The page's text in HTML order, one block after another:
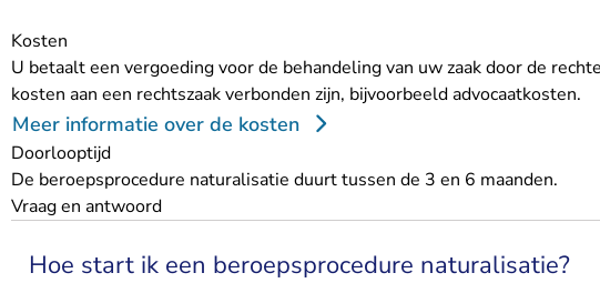
Kosten
U betaalt een vergoeding voor de behandeling van uw zaak door de
kosten aan een rechtszaak verbonden zijn, bijvoorbeeld advocaatkosten.
Meer informatie over de kosten
Doorlooptijd
De beroepsprocedure naturalisatie duurt tussen de 3 en 6 maanden.
Vraag en antwoord
Hoe start ik een beroepsprocedure naturalisatie?